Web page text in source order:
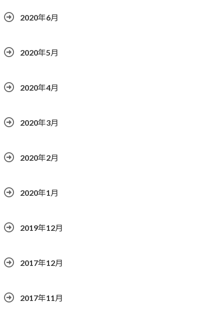
2020年6月
2020年5月
2020年4月
2020年3月
2020年2月
2020年1月
2019年12月
2017年12月
2017年11月